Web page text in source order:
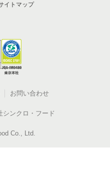
イトマップ
お問い合わせ
シンクロ・フード
Co., Ltd.